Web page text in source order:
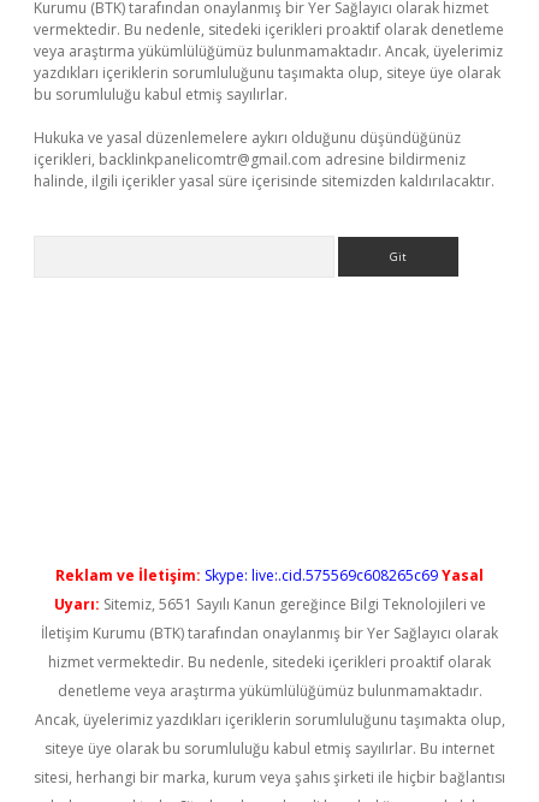
Kurumu (BTK) tarafından onaylanmış bir Yer Sağlayıcı olarak hizmet
vermektedir. Bu nedenle, sitedeki içerikleri proaktif olarak denetleme
veya araştırma yükümlülüğümüz bulunmamaktadır. Ancak, üyelerimiz
yazdıkları içeriklerin sorumluluğunu taşımakta olup, siteye üye olarak
bu sorumluluğu kabul etmiş sayılırlar.
Hukuka ve yasal düzenlemelere aykırı olduğunu düşündüğünüz
içerikleri, backlinkpanelicomtr@gmail.com adresine bildirmeniz
halinde, ilgili içerikler yasal süre içerisinde sitemizden kaldırılacaktır.
Reklam ve İletişim: Skype: live:.cid.575569c608265c69Yasal
Uyarı: Sitemiz, 5651 Sayılı Kanun gereğince Bilgi Teknolojileri ve
İletişim Kurumu (BTK) tarafından onaylanmış bir Yer Sağlayıcı olarak
hizmet vermektedir. Bu nedenle, sitedeki içerikleri proaktif olarak
denetleme veya araştırma yükümlülüğümüz bulunmamaktadır.
Ancak, üyelerimiz yazdıkları içeriklerin sorumluluğunu taşımakta olup,
siteye üye olarak bu sorumluluğu kabul etmiş sayılırlar. Bu internet
sitesi, herhangi bir marka, kurum veya şahıs şirketi ile hiçbir bağlantısı